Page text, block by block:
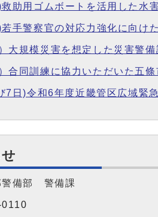
救助用ゴムボートを活用した水
若手警察官の対応力強化に向け
大規模災害を想定した災害警
合同訓練に協力いただいた五
7日)令和6年度近畿管区広域緊
警備部 警備課